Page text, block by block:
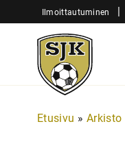
sisältöön
Ilmoittautuminen |
Sjk-
Juniorit
Etusivu » Arkisto